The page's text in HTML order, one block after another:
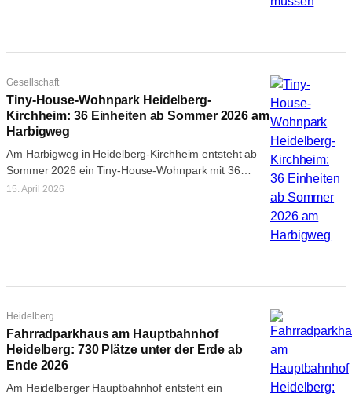
Gesellschaft
Tiny-House-Wohnpark Heidelberg-
Kirchheim: 36 Einheiten ab Sommer 2026 am
Harbigweg
Am Harbigweg in Heidelberg-Kirchheim entsteht ab
Sommer 2026 ein Tiny-House-Wohnpark mit 36
Einheiten. Von Co-Living über WG-Häuser bis zu
15. April 2026
Heidelberg
Fahrradparkhaus am Hauptbahnhof
Heidelberg: 730 Plätze unter der Erde ab
Ende 2026
Am Heidelberger Hauptbahnhof entsteht ein